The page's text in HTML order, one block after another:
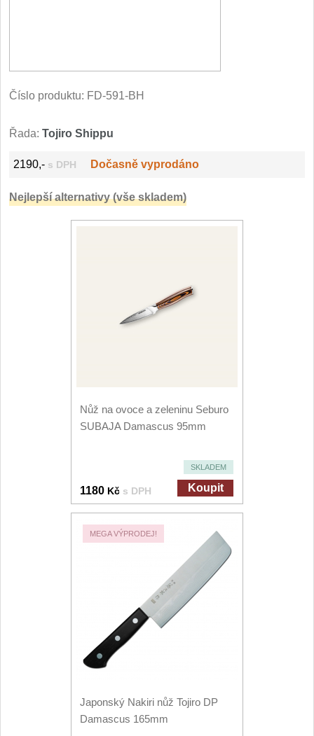
Vodní filtry a konvice
Dřezové baterie
DOMÁCNOST
Číslo produktu: FD-591-BH
Řada: Tojiro Shippu
2190,- s DPH Dočasně vyprodáno
Nejlepší alternativy (vše skladem)
Nůž na ovoce a zeleninu Seburo
SUBAJA Damascus 95mm
SKLADEM
1180 Kč s DPH Koupit
MEGA VÝPRODEJ!
Japonský Nakiri nůž Tojiro DP
Damascus 165mm